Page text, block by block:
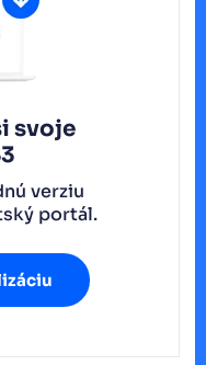
svoje
verziu
portál.